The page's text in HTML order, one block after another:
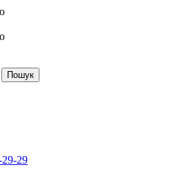
Пошук
29